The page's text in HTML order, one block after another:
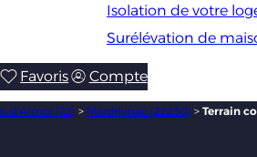
Isolation de votre
Surélévation de
Favoris Compte
d’Armor (22) > Merdrignac (22230) > Terrain